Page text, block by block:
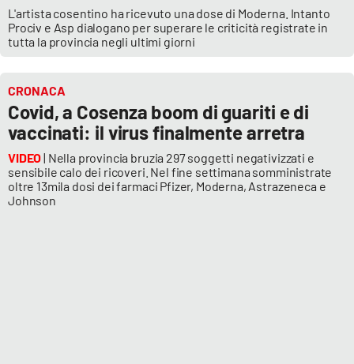
L'artista cosentino ha ricevuto una dose di Moderna. Intanto
Prociv e Asp dialogano per superare le criticità registrate in
tutta la provincia negli ultimi giorni
CRONACA
Covid, a Cosenza boom di guariti e di
vaccinati: il virus finalmente arretra
VIDEO| Nella provincia bruzia 297 soggetti negativizzati e
sensibile calo dei ricoveri. Nel fine settimana somministrate
oltre 13mila dosi dei farmaci Pfizer, Moderna, Astrazeneca e
Johnson